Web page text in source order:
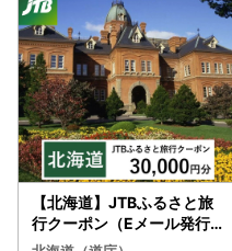
【北海道】JTBふるさと旅
行クーポン（Eメール発行
）30,000円分 旅行 トラベ